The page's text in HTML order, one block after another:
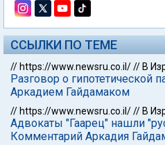
ССЫЛКИ ПО ТЕМЕ
// https://www.newsru.co.il/// В
Разговор о гипотетической
Аркадием Гайдамаком
// https://www.newsru.co.il/// В
Адвокаты "Гаарец" нашли
Комментарий Аркадия